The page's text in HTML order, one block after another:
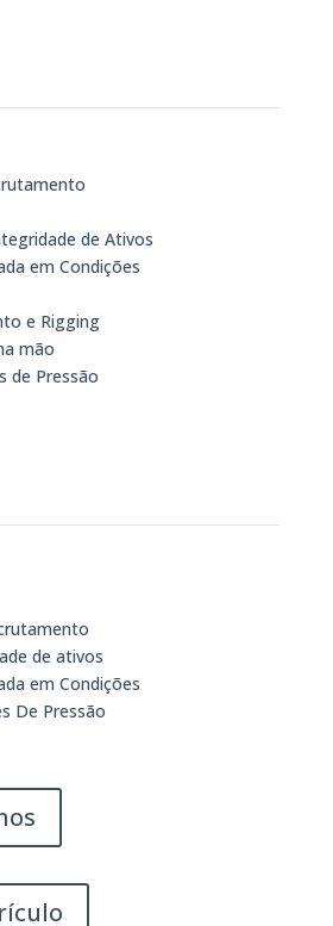
de Ativos
em Condições
e Rigging
mão
de Pressão
de ativos
em Condições
De Pressão